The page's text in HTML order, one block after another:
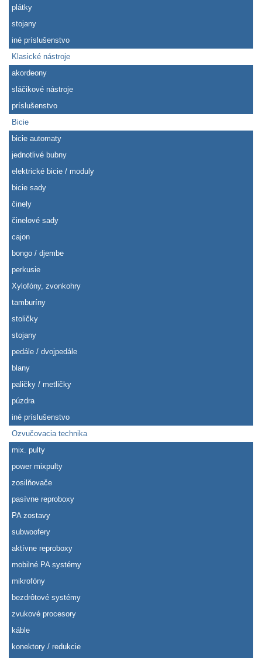
plátky
stojany
iné príslušenstvo
Klasické nástroje
akordeony
sláčikové nástroje
príslušenstvo
Bicie
bicie automaty
jednotlivé bubny
elektrické bicie / moduly
bicie sady
činely
činelové sady
cajon
bongo / djembe
perkusie
Xylofóny, zvonkohry
tamburíny
stoličky
stojany
pedále / dvojpedále
blany
paličky / metličky
púzdra
iné príslušenstvo
Ozvučovacia technika
mix. pulty
power mixpulty
zosilňovače
pasívne reproboxy
PA zostavy
subwoofery
aktívne reproboxy
mobilné PA systémy
mikrofóny
bezdrôtové systémy
zvukové procesory
káble
konektory / redukcie